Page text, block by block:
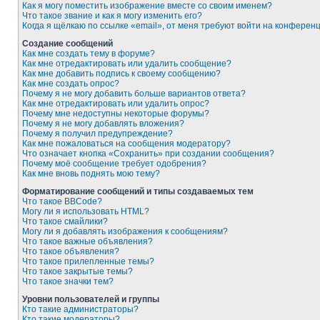
Как я могу поместить изображение вместе со своим именем?
Что такое звание и как я могу изменить его?
Когда я щёлкаю по ссылке «email», от меня требуют войти на
Создание сообщений
Как мне создать тему в форуме?
Как мне отредактировать или удалить сообщение?
Как мне добавить подпись к своему сообщению?
Как мне создать опрос?
Почему я не могу добавить больше вариантов ответа?
Как мне отредактировать или удалить опрос?
Почему мне недоступны некоторые форумы?
Почему я не могу добавлять вложения?
Почему я получил предупреждение?
Как мне пожаловаться на сообщения модератору?
Что означает кнопка «Сохранить» при создании сообщения?
Почему моё сообщение требует одобрения?
Как мне вновь поднять мою тему?
Форматирование сообщений и типы создаваемых тем
Что такое BBCode?
Могу ли я использовать HTML?
Что такое смайлики?
Могу ли я добавлять изображения к сообщениям?
Что такое важные объявления?
Что такое объявления?
Что такое прилепленные темы?
Что такое закрытые темы?
Что такое значки тем?
Уровни пользователей и группы
Кто такие администраторы?